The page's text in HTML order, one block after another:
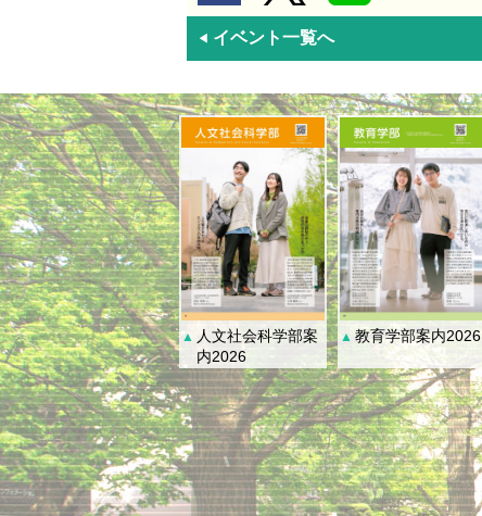
◀ イベント一覧へ
▲ 人文社会科学部案
内2026
▲ 教育学部案内2026